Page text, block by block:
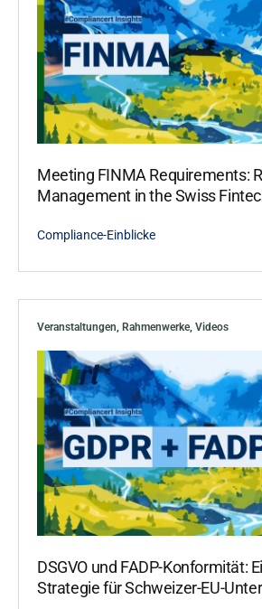
Meeting FINMA Requirements:
Management in the Swiss
Compliance-Einblicke
Veranstaltungen Rahmenwerke Videos
DSGVO und FADP-Konformität:
Strategie für Schweizer-EU-